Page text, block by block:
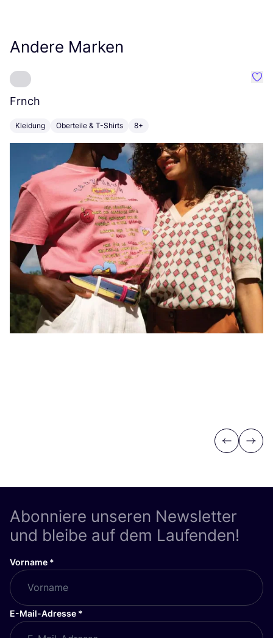
Andere Marken
Frnch
Kleidung Oberteile & T-Shirts 8+
Previous
Next
Abonniere unseren Newsletter
und bleibe auf dem Laufenden!
Vorname *
E-Mail-Adresse *